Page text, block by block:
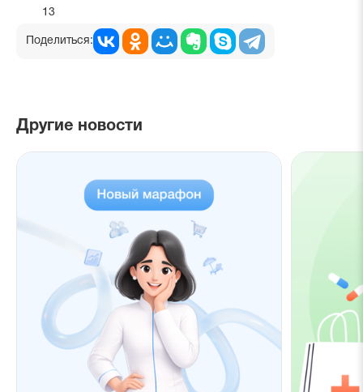
13
Поделиться:
Другие новости